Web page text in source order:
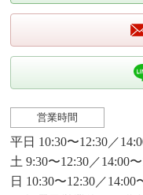
営業時間
平日 10:30〜12:30／
土 9:30〜12:30／14:00
日 10:30〜12:30／14:00